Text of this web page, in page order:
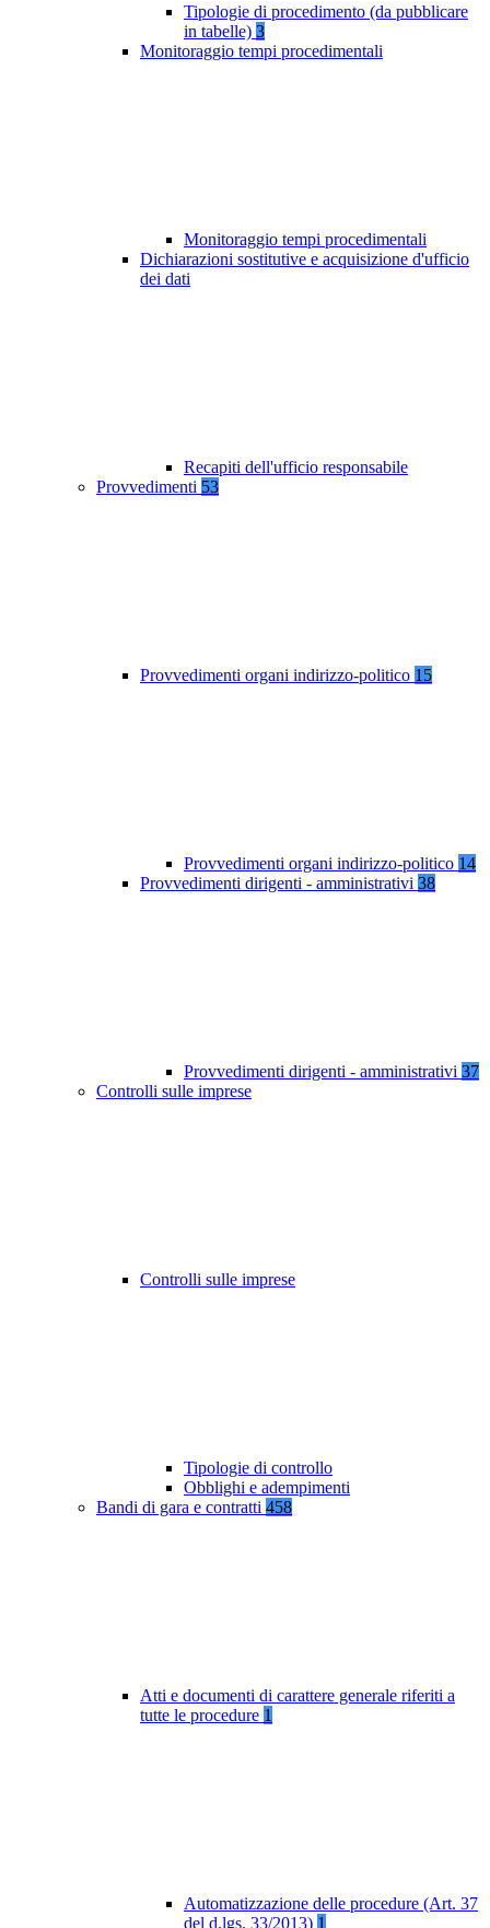
Tipologie di procedimento (da pubblicare
in tabelle) 3
Monitoraggio tempi procedimentali
Monitoraggio tempi procedimentali
Dichiarazioni sostitutive e acquisizione d'ufficio
dei dati
Recapiti dell'ufficio responsabile
Provvedimenti 53
Provvedimenti organi indirizzo-politico 15
Provvedimenti organi indirizzo-politico 14
Provvedimenti dirigenti - amministrativi 38
Provvedimenti dirigenti - amministrativi 37
Controlli sulle imprese
Controlli sulle imprese
Tipologie di controllo
Obblighi e adempimenti
Bandi di gara e contratti 458
Atti e documenti di carattere generale riferiti a
tutte le procedure 1
Automatizzazione delle procedure (Art. 37
del d.lgs. 33/2013) 1